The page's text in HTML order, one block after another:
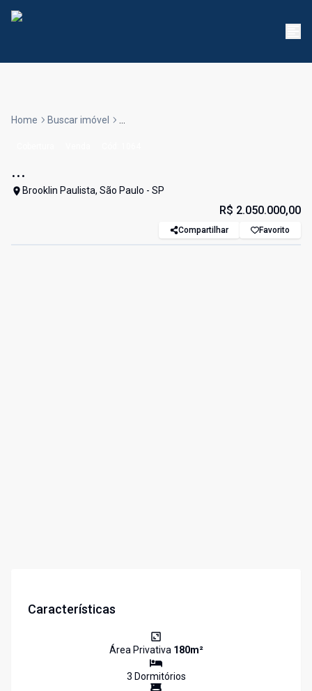
Home Buscar imóvel ...
...
Brooklin Paulista, São Paulo - SP
R$ 2.050.000,00
Compartilhar Favorito
Características
Área Privativa 180m²
3 Dormitórios